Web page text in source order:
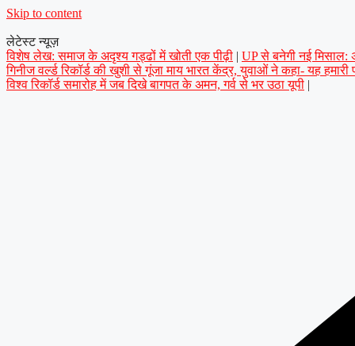
Skip to content
लेटेस्ट न्यूज़
विशेष लेख: समाज के अदृश्य गड्ढों में खोती एक पीढ़ी | UP से बनेगी नई मिसाल:
गिनीज वर्ल्ड रिकॉर्ड की खुशी से गूंजा माय भारत केंद्र, युवाओं ने कहा- यह हमारी
विश्व रिकॉर्ड समारोह में जब दिखे बागपत के अमन, गर्व से भर उठा यूपी |